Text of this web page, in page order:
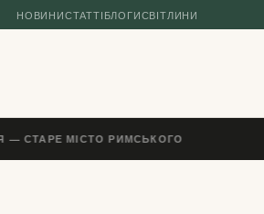
НОВИНИСТАТТІБЛОГИСВІТЛИНИ
СТАРЕ МІСТО РИМСЬКОГО ТЕАТРУ,